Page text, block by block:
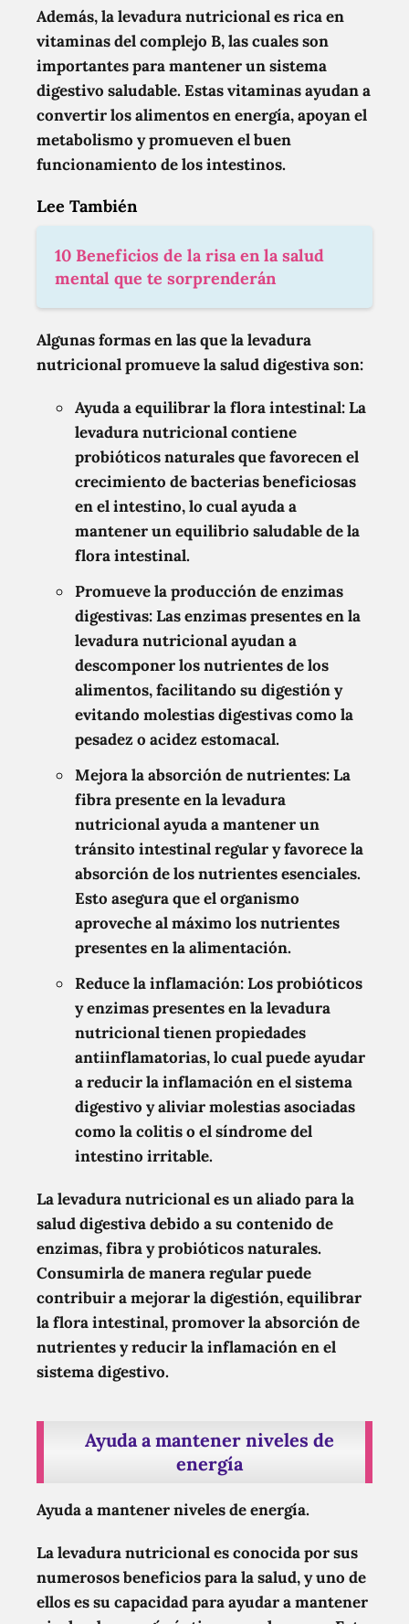
Además, la levadura nutricional es rica en
vitaminas del complejo B, las cuales son
importantes para mantener un sistema
digestivo saludable. Estas vitaminas ayudan a
convertir los alimentos en energía, apoyan el
metabolismo y promueven el buen
funcionamiento de los intestinos.
Lee También
10 Beneficios de la risa en la salud
mental que te sorprenderán
Algunas formas en las que la levadura
nutricional promueve la salud digestiva son:
Ayuda a equilibrar la flora intestinal: La
levadura nutricional contiene
probióticos naturales que favorecen el
crecimiento de bacterias beneficiosas
en el intestino, lo cual ayuda a
mantener un equilibrio saludable de la
flora intestinal.
Promueve la producción de enzimas
digestivas: Las enzimas presentes en la
levadura nutricional ayudan a
descomponer los nutrientes de los
alimentos, facilitando su digestión y
evitando molestias digestivas como la
pesadez o acidez estomacal.
Mejora la absorción de nutrientes: La
fibra presente en la levadura
nutricional ayuda a mantener un
tránsito intestinal regular y favorece la
absorción de los nutrientes esenciales.
Esto asegura que el organismo
aproveche al máximo los nutrientes
presentes en la alimentación.
Reduce la inflamación: Los probióticos
y enzimas presentes en la levadura
nutricional tienen propiedades
antiinflamatorias, lo cual puede ayudar
a reducir la inflamación en el sistema
digestivo y aliviar molestias asociadas
como la colitis o el síndrome del
intestino irritable.
La levadura nutricional es un aliado para la
salud digestiva debido a su contenido de
enzimas, fibra y probióticos naturales.
Consumirla de manera regular puede
contribuir a mejorar la digestión, equilibrar
la flora intestinal, promover la absorción de
nutrientes y reducir la inflamación en el
sistema digestivo.
Ayuda a mantener niveles de
energía
Ayuda a mantener niveles de energía.
La levadura nutricional es conocida por sus
numerosos beneficios para la salud, y uno de
ellos es su capacidad para ayudar a mantener